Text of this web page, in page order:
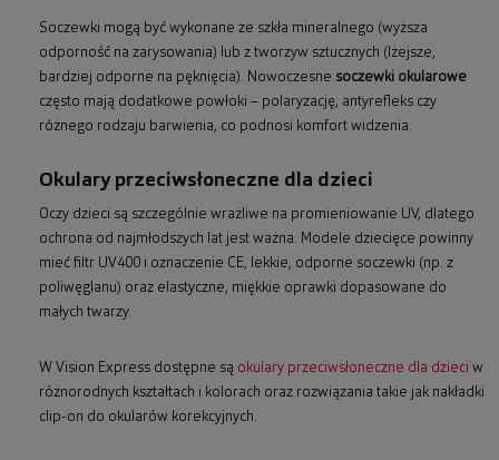
Soczewki mogą być wykonane ze szkła mineralnego (wyższa
odporność na zarysowania) lub z tworzyw sztucznych (lżejsze,
bardziej odporne na pęknięcia). Nowoczesne soczewki okularowe
często mają dodatkowe powłoki – polaryzację, antyrefleks czy
różnego rodzaju barwienia, co podnosi komfort widzenia.
Okulary przeciwsłoneczne dla dzieci
Oczy dzieci są szczególnie wrażliwe na promieniowanie UV, dlatego
ochrona od najmłodszych lat jest ważna. Modele dziecięce powinny
mieć filtr UV400 i oznaczenie CE, lekkie, odporne soczewki (np. z
poliwęglanu) oraz elastyczne, miękkie oprawki dopasowane do
małych twarzy.
W Vision Express dostępne są okulary przeciwsłoneczne dla dzieci w
różnorodnych kształtach i kolorach oraz rozwiązania takie jak nakładki
clip-on do okularów korekcyjnych.